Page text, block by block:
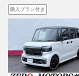
購入プラン付き